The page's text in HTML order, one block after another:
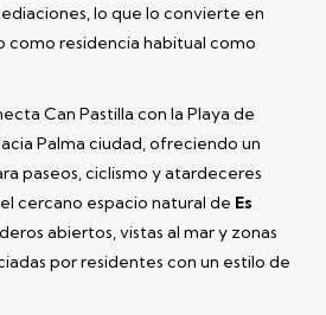
lo que lo convierte en
como residencia habitual como
Can Pastilla con la Playa de
Palma ciudad, ofreciendo un
paseos, ciclismo y atardeceres
cercano espacio natural de Es
abiertos, vistas al mar y zonas
por residentes con un estilo de